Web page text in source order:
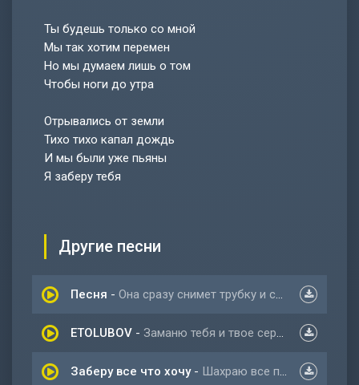
Ты будешь только со мной
Мы так хотим перемен
Но мы думаем лишь о том
Чтобы ноги до утра
Отрывались от земли
Тихо тихо капал дождь
И мы были уже пьяны
Я заберу тебя
Другие песни
Песня - Она сразу снимет трубку и скажет типа АЛЁ
ETOLUBOV - Заманю тебя и твое сердце заберу
Заберу все что хочу- Шахраю все по плечу